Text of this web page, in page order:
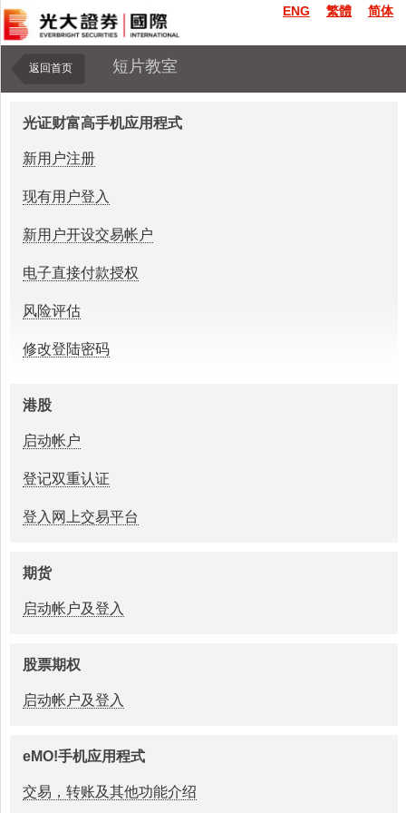
ENG 繁體 简体
返回首页 短片教室
光证财富高手机应用程式
新用户注册
现有用户登入
新用户开设交易帐户
电子直接付款授权
风险评估
修改登陆密码
港股
启动帐户
登记双重认证
登入网上交易平台
期货
启动帐户及登入
股票期权
启动帐户及登入
eMO!手机应用程式
交易，转账及其他功能介绍